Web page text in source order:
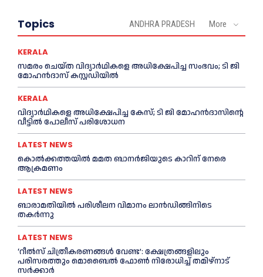
Topics ANDHRA PRADESH More
KERALA
സമരം ചെയ്ത വിദ്യാര്‍ഥികളെ അധിക്ഷേപിച്ച സംഭവം; ടി ജി
മോഹന്‍ദാസ് കസ്റ്റഡിയിൽ
KERALA
വിദ്യാര്‍ഥികളെ അധിക്ഷേപിച്ച കേസ്; ടി ജി മോഹന്‍ദാസിന്റെ
വീട്ടില്‍ പോലീസ് പരിശോധന
LATEST NEWS
കൊല്‍ക്കത്തയില്‍ മമത ബാനര്‍ജിയുടെ കാറിന് നേരെ
ആക്രമണം
LATEST NEWS
ബാരാമതിയില്‍ പരിശീലന വിമാനം ലാന്‍ഡിങ്ങിനിടെ
തകര്‍ന്നു
LATEST NEWS
‘റീല്‍സ് ചിത്രീകരണങ്ങള്‍ വേണ്ട’: ക്ഷേത്രങ്ങളിലും
പരിസരത്തും മൊബൈല്‍ ഫോണ്‍ നിരോധിച്ച്‌ തമിഴ്നാട്
സര്‍ക്കാര്‍